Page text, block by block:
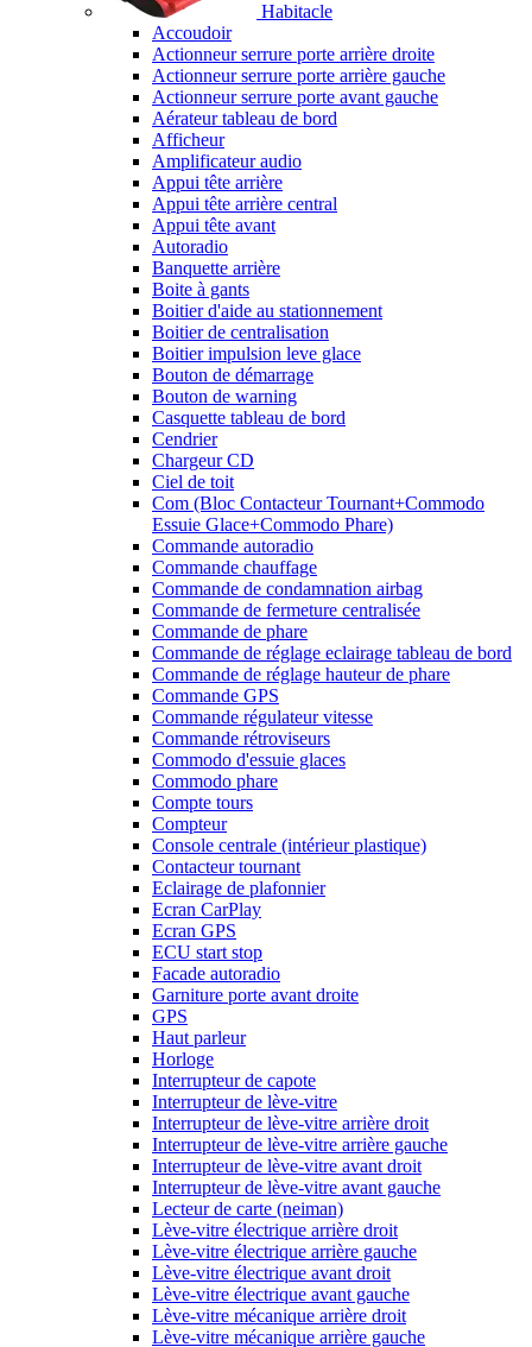
Habitacle
Accoudoir
Actionneur serrure porte arrière droite
Actionneur serrure porte arrière gauche
Actionneur serrure porte avant gauche
Aérateur tableau de bord
Afficheur
Amplificateur audio
Appui tête arrière
Appui tête arrière central
Appui tête avant
Autoradio
Banquette arrière
Boite à gants
Boitier d'aide au stationnement
Boitier de centralisation
Boitier impulsion leve glace
Bouton de démarrage
Bouton de warning
Casquette tableau de bord
Cendrier
Chargeur CD
Ciel de toit
Com (Bloc Contacteur Tournant+Commodo
Essuie Glace+Commodo Phare)
Commande autoradio
Commande chauffage
Commande de condamnation airbag
Commande de fermeture centralisée
Commande de phare
Commande de réglage eclairage tableau de bord
Commande de réglage hauteur de phare
Commande GPS
Commande régulateur vitesse
Commande rétroviseurs
Commodo d'essuie glaces
Commodo phare
Compte tours
Compteur
Console centrale (intérieur plastique)
Contacteur tournant
Eclairage de plafonnier
Ecran CarPlay
Ecran GPS
ECU start stop
Facade autoradio
Garniture porte avant droite
GPS
Haut parleur
Horloge
Interrupteur de capote
Interrupteur de lève-vitre
Interrupteur de lève-vitre arrière droit
Interrupteur de lève-vitre arrière gauche
Interrupteur de lève-vitre avant droit
Interrupteur de lève-vitre avant gauche
Lecteur de carte (neiman)
Lève-vitre électrique arrière droit
Lève-vitre électrique arrière gauche
Lève-vitre électrique avant droit
Lève-vitre électrique avant gauche
Lève-vitre mécanique arrière droit
Lève-vitre mécanique arrière gauche